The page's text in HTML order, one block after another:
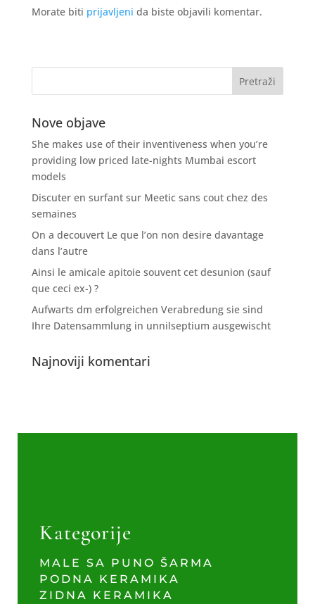
Morate biti prijavljeni da biste objavili komentar.
Nove objave
She makes use of their inventiveness when you’re
providing low priced late-nights Mumbai escort
models
Discuter en surfant sur Meetic sans cout chez des
semaines
On a decouvert Le que l’on non desire davantage
dans l’autre
Ainsi le amicale apitoie souvent cet desunion (sauf
que ceci ex-) ?
Aufwarts dm erfolgreichen Verabredung sie sind
Ihre Datensammlung in unnilseptium ausgewischt
Najnoviji komentari
Kategorije
MALE SA PUNO ŠARMA
PODNA KERAMIKA
ZIDNA KERAMIKA